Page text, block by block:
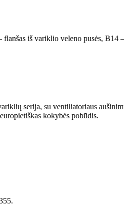
iš variklio veleno pusės, B14
serija, su ventiliatoriaus
kokybės pobūdis.